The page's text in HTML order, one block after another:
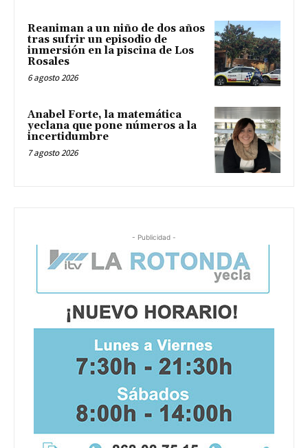
Reaniman a un niño de dos años
tras sufrir un episodio de
inmersión en la piscina de Los
Rosales
6 agosto 2026
Anabel Forte, la matemática
yeclana que pone números a la
incertidumbre
7 agosto 2026
- Publicidad -